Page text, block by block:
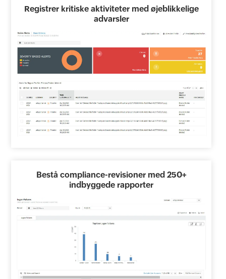
Registrer kritiske aktiviteter med øjeblikkelige
advarsler
Bestå compliance-revisioner med 250+
indbyggede rapporter